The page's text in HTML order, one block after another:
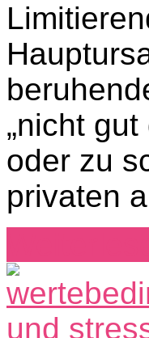
„nicht
oder zu
privaten